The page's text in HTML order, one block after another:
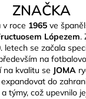
ZNAČKA
v roce 1965 ve
Lópezem.
letech se začala
na
na kvalitu se JOMA
do
týmy, což upevnilo